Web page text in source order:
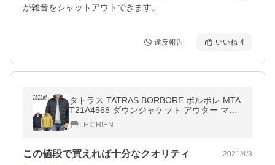
が雑音をシャットアウトできます。
違反報告 いいね 4
タトラス TATRAS BORBORE ボルボレ MTA
T21A4568 ダウンジャケット アウター マッ
トナイロン メンズ 新品 並行輸入品
LE CHIEN
この値段で買えれば十分なクオリティ 2021/4/3